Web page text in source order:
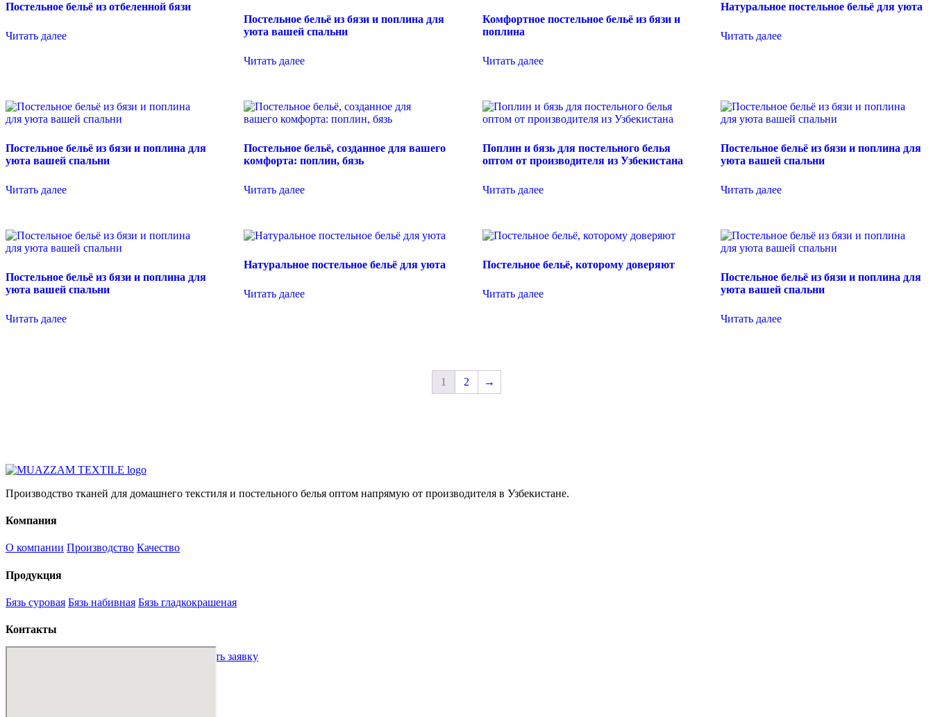
Постельное бельё из отбеленной бязи
Читать далее
Постельное бельё из бязи и поплина для
уюта вашей спальни
Читать далее
Комфортное постельное бельё из бязи и
поплина
Читать далее
Натуральное постельное бельё для уюта
Читать далее
Постельное бельё из бязи и поплина для
уюта вашей спальни
Читать далее
Постельное бельё, созданное для вашего
комфорта: поплин, бязь
Читать далее
Поплин и бязь для постельного белья
оптом от производителя из Узбекистана
Читать далее
Постельное бельё из бязи и поплина для
уюта вашей спальни
Читать далее
Постельное бельё из бязи и поплина для
уюта вашей спальни
Читать далее
Натуральное постельное бельё для уюта
Читать далее
Постельное бельё, которому доверяют
Читать далее
Постельное бельё из бязи и поплина для
уюта вашей спальни
Читать далее
1 2 →
Производство тканей для домашнего текстиля и постельного белья оптом напрямую от производителя в Узбекистане.
Компания
О компании Производство Качество
Продукция
Бязь суровая Бязь набивная Бязь гладкокрашеная
Контакты
Оставить заявку